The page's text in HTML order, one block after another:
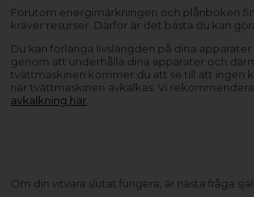
Förutom energimärkningen och plånboken
kräver resurser. Därför är det bästa du kan
Du kan förlänga livslängden på dina
genom att underhålla dina apparater och
tvättmaskinen kommer du att se till att ingen
när tvättmaskinen avkalkas. Vi
avkalkning här
Om din vitvara slutat fungera, är nästa fråga